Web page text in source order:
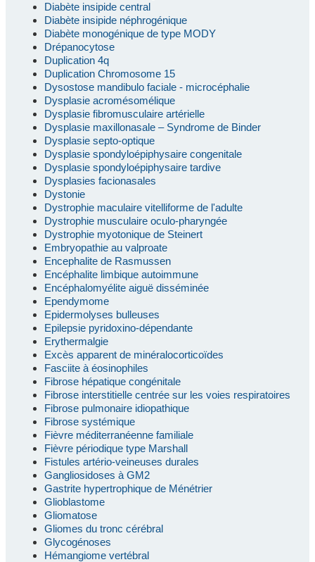
Diabète insipide central
Diabète insipide néphrogénique
Diabète monogénique de type MODY
Drépanocytose
Duplication 4q
Duplication Chromosome 15
Dysostose mandibulo faciale - microcéphalie
Dysplasie acromésomélique
Dysplasie fibromusculaire artérielle
Dysplasie maxillonasale – Syndrome de Binder
Dysplasie septo-optique
Dysplasie spondyloépiphysaire congenitale
Dysplasie spondyloépiphysaire tardive
Dysplasies facionasales
Dystonie
Dystrophie maculaire vitelliforme de l'adulte
Dystrophie musculaire oculo-pharyngée
Dystrophie myotonique de Steinert
Embryopathie au valproate
Encephalite de Rasmussen
Encéphalite limbique autoimmune
Encéphalomyélite aiguë disséminée
Ependymome
Epidermolyses bulleuses
Epilepsie pyridoxino-dépendante
Erythermalgie
Excès apparent de minéralocorticoïdes
Fasciite à éosinophiles
Fibrose hépatique congénitale
Fibrose interstitielle centrée sur les voies respiratoires
Fibrose pulmonaire idiopathique
Fibrose systémique
Fièvre méditerranéenne familiale
Fièvre périodique type Marshall
Fistules artério-veineuses durales
Gangliosidoses à GM2
Gastrite hypertrophique de Ménétrier
Glioblastome
Gliomatose
Gliomes du tronc cérébral
Glycogénoses
Hémangiome vertébral